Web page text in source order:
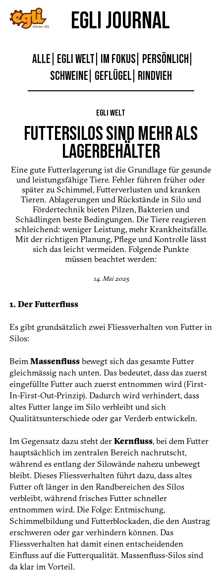
EGLI JOURNAL
ALLE EGLI WELT IM FOKUS
PERSÖNLICH
SCHWEINE GEFLÜGEL RINDVIEH
EGLI WELT
FUTTERSILOS SIND MEHR ALS
LAGERBEHÄLTER
Eine gute Futterlagerung ist die Grundlage für gesunde
und leistungsfähige Tiere. Fehler führen früher oder
später zu Schimmel, Futterverlusten und kranken
Tieren. Ablagerungen und Rückstände in Silo und
Fördertechnik bieten Pilzen, Bakterien und
Schädlingen beste Bedingungen. Die Tiere reagieren
schleichend: weniger Leistung, mehr Krankheitsfälle.
Mit der richtigen Planung, Pflege und Kontrolle lässt
sich das leicht vermeiden. Folgende Punkte
müssen beachtet werden:
14. Mai 2025
1. Der Futterfluss
Es gibt grundsätzlich zwei Fliessverhalten von Futter in
Silos:
Beim Massenflussbewegt sich das gesamte Futter
gleichmässig nach unten. Das bedeutet, dass das zuerst
eingefüllte Futter auch zuerst entnommen wird (First-
In-First-Out-Prinzip). Dadurch wird verhindert, dass
altes Futter lange im Silo verbleibt und sich
Qualitätsunterschiede oder gar Verderb entwickeln.
Im Gegensatz dazu steht derKernfluss, bei dem Futter
hauptsächlich im zentralen Bereich nachrutscht,
während es entlang der Silowände nahezu unbewegt
bleibt. Dieses Fliessverhalten führt dazu, dass altes
Futter oft länger in den Randbereichen des Silos
verbleibt, während frisches Futter schneller
entnommen wird. Die Folge: Entmischung,
Schimmelbildung und Futterblockaden, die den Austrag
erschweren oder gar verhindern können. Das
Fliessverhalten hat damit einen entscheidenden
Einfluss auf die Futterqualität. Massenfluss-Silos sind
da klar im Vorteil.